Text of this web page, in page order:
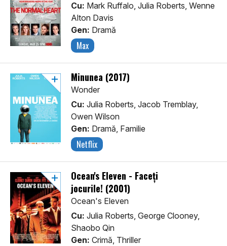
Cu: Mark Ruffalo, Julia Roberts, Wenne
Alton Davis
Gen: Dramă
Max
Minunea (2017)
Wonder
Cu: Julia Roberts, Jacob Tremblay,
Owen Wilson
Gen: Dramă, Familie
Netflix
Ocean's Eleven - Faceți
jocurile! (2001)
Ocean's Eleven
Cu: Julia Roberts, George Clooney,
Shaobo Qin
Gen: Crimă, Thriller